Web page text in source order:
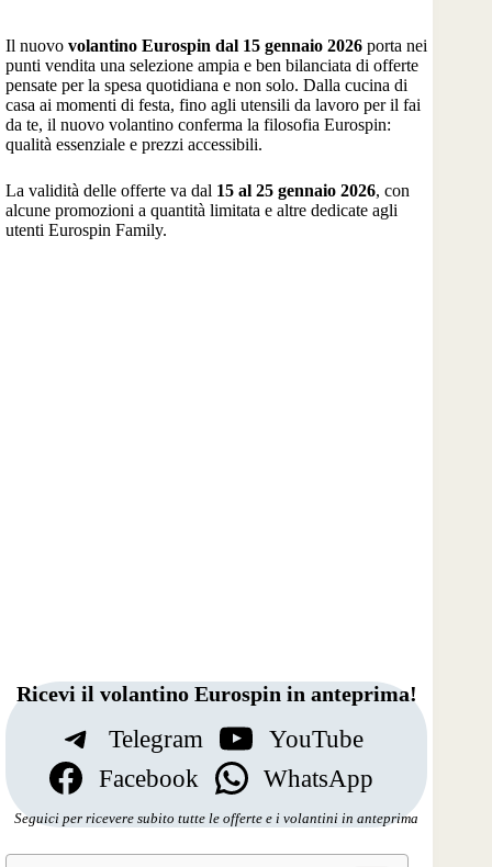
Il nuovo volantino Eurospin dal 15 gennaio 2026 porta nei
punti vendita una selezione ampia e ben bilanciata di offerte
pensate per la spesa quotidiana e non solo. Dalla cucina di
casa ai momenti di festa, fino agli utensili da lavoro per il fai
da te, il nuovo volantino conferma la filosofia Eurospin:
qualità essenziale e prezzi accessibili.
La validità delle offerte va dal 15 al 25 gennaio 2026, con
alcune promozioni a quantità limitata e altre dedicate agli
utenti Eurospin Family.
Ricevi il volantino Eurospin in anteprima!
Telegram
YouTube
Facebook
WhatsApp
Seguici per ricevere subito tutte le offerte e i volantini in anteprima